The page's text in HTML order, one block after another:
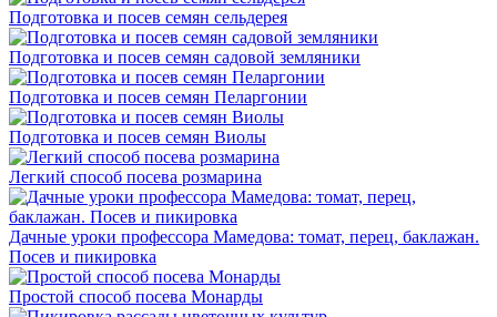
Подготовка и посев семян сельдерея
Подготовка и посев семян садовой земляники
Подготовка и посев семян Пеларгонии
Подготовка и посев семян Виолы
Легкий способ посева розмарина
Дачные уроки профессора Мамедова: томат, перец, баклажан.
Посев и пикировка
Простой способ посева Монарды